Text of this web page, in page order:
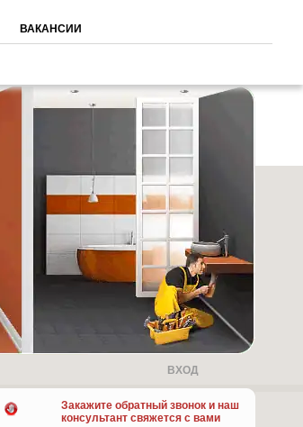
ВАКАНСИИ
ВХОД
Закажите обратный звонок и наш
консультант свяжется с вами